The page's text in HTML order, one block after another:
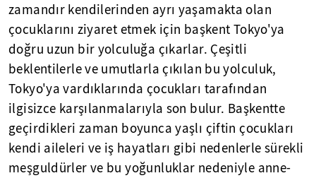
zamandır kendilerinden ayrı yaşamakta olan
çocuklarını ziyaret etmek için başkent Tokyo'ya
doğru uzun bir yolculuğa çıkarlar. Çeşitli
beklentilerle ve umutlarla çıkılan bu yolculuk,
Tokyo'ya vardıklarında çocukları tarafından
ilgisizce karşılanmalarıyla son bulur. Başkentte
geçirdikleri zaman boyunca yaşlı çiftin çocukları
kendi aileleri ve iş hayatları gibi nedenlerle sürekli
meşguldürler ve bu yoğunluklar nedeniyle anne-